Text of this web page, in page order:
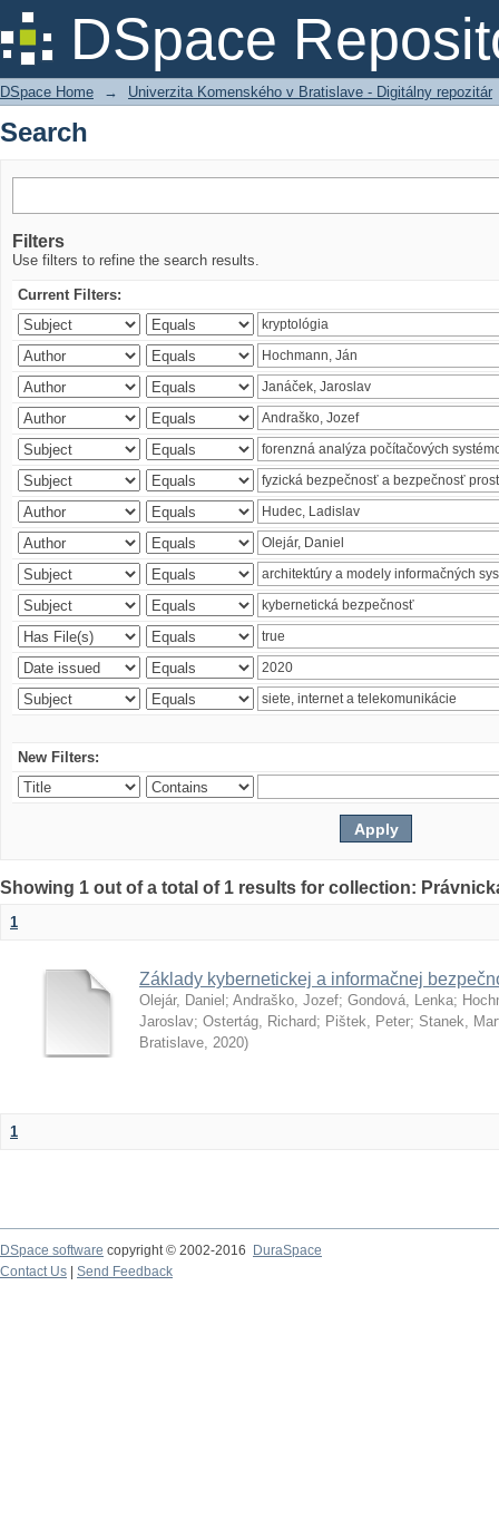
DSpace
Search
DSpace Home → Univerzita Komenského v Bratislave - Digitálny repozitár
Search
Filters
Use filters to refine the search results.
Current Filters:
New Filters:
Showing 1 out of a total of 1 results for collection:
1
Základy kybernetickej a informačnej
Olejár, Daniel ; Andraško, Jozef; Gondová, Lenka;
Jaroslav; Ostertág, Richard; Pištek, Peter; Stanek,
Bratislave, 2020)
1
DSpace software copyright © 2002-2016
DuraSpace
Contact Us
Send Feedback